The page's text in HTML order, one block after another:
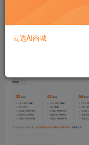
云选AI商城